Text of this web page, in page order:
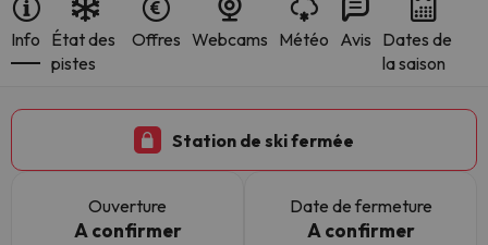
Info État des
pistes
Offres Webcams Météo Avis Dates de
la saison
Station de ski fermée
Ouverture
A confirmer
Date de fermeture
A confirmer